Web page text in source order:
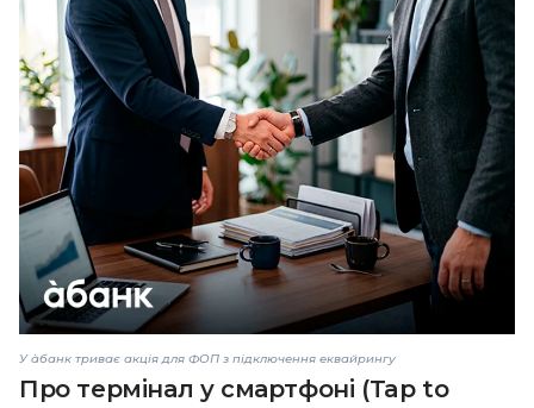
У àбанк триває акція для ФОП з підключення еквайрингу
Про термінал у смартфоні (Tap to